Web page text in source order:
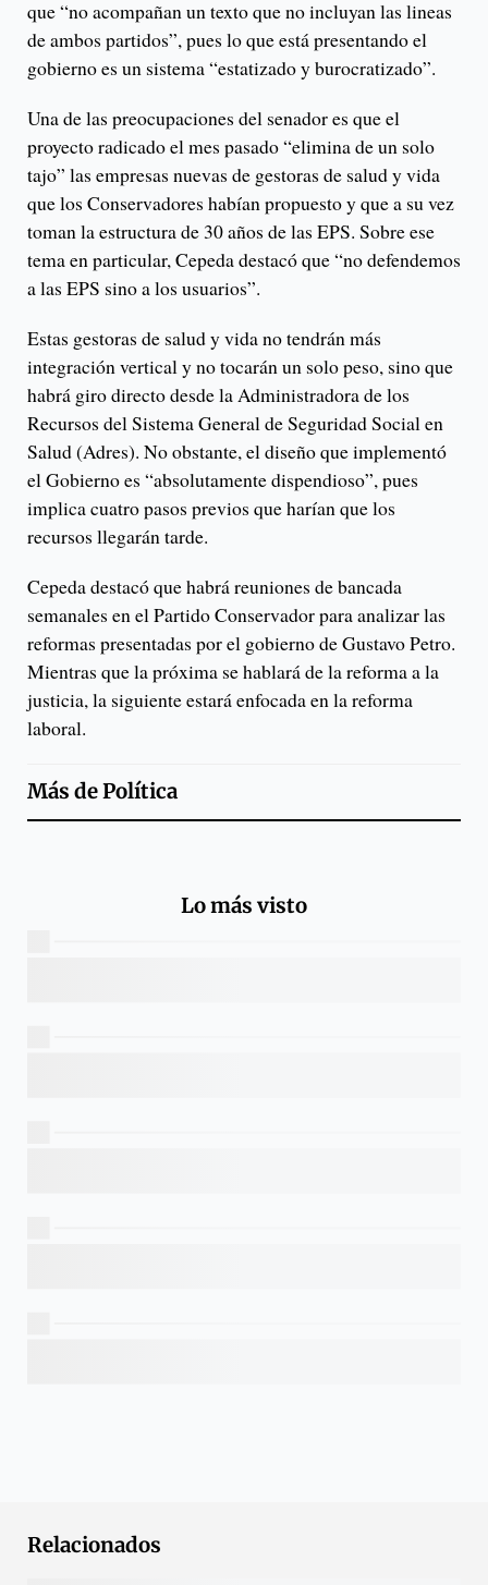
que “no acompañan un texto que no incluyan las lineas
de ambos partidos”, pues lo que está presentando el
gobierno es un sistema “estatizado y burocratizado”.
Una de las preocupaciones del senador es que el
proyecto radicado el mes pasado “elimina de un solo
tajo” las empresas nuevas de gestoras de salud y vida
que los Conservadores habían propuesto y que a su vez
toman la estructura de 30 años de las EPS. Sobre ese
tema en particular, Cepeda destacó que “no defendemos
a las EPS sino a los usuarios”.
Estas gestoras de salud y vida no tendrán más
integración vertical y no tocarán un solo peso, sino que
habrá giro directo desde la Administradora de los
Recursos del Sistema General de Seguridad Social en
Salud (Adres). No obstante, el diseño que implementó
el Gobierno es “absolutamente dispendioso”, pues
implica cuatro pasos previos que harían que los
recursos llegarán tarde.
Cepeda destacó que habrá reuniones de bancada
semanales en el Partido Conservador para analizar las
reformas presentadas por el gobierno de Gustavo Petro.
Mientras que la próxima se hablará de la reforma a la
justicia, la siguiente estará enfocada en la reforma
laboral.
Más dePolítica
Lo más visto
Relacionados